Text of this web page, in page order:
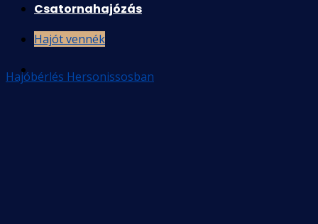
Csatornahajózás
Hajót vennék
Hajóbérlés Hersonissosban